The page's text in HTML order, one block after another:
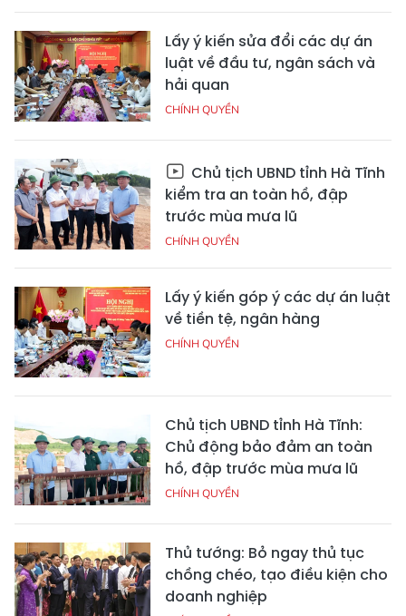
Lấy ý kiến sửa đổi các dự án
luật về đầu tư, ngân sách và
hải quan
CHÍNH QUYỀN
Chủ tịch UBND tỉnh Hà Tĩnh
kiểm tra an toàn hồ, đập
trước mùa mưa lũ
CHÍNH QUYỀN
Lấy ý kiến góp ý các dự án luật
về tiền tệ, ngân hàng
CHÍNH QUYỀN
Chủ tịch UBND tỉnh Hà Tĩnh:
Chủ động bảo đảm an toàn
hồ, đập trước mùa mưa lũ
CHÍNH QUYỀN
Thủ tướng: Bỏ ngay thủ tục
chồng chéo, tạo điều kiện cho
doanh nghiệp